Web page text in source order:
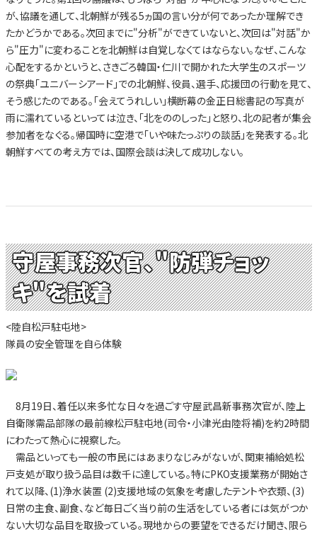
が、協議を通して、北朝鮮が残る5ヵ国の言い分が何であったか理解でき
たかどうかである。次回までに"分析"ができていないと、次回は"対話"か
ら"圧力"に変わることを北朝鮮は自覚しなくてはならない。なぜ、こんな
心配をするかというと、さきごろ韓国・仁川で開かれた大学生のスポーツ
の祭典「ユニバーシアード」での北朝鮮、役員、選手、応援団の行動を見て、
そう感じたのである。「会えてうれしい」横断幕の金正日総書記の写真が
雨に濡れているといっては泣き、「北をののしった」と怒り、北の記者が集会
参加者をなぐる。帰国時に空港で「いや味たっぷりの談話」を発表する。北
朝鮮すべての考え方では、国際会談は決して成功しない。
守屋事務次官、"防弾チョッ
キ"を試着
<陸自松戸駐屯地>
隊員の安全管理を自ら体験
8月19日、着任以来多忙な日々を過ごす守屋武昌新事務次官が、陸上
自衛隊需品部隊の最前線松戸駐屯地(司令・小津光由陸将補)を約2時間
にわたって熱心に視察した。
需品といっても一般の市民にはあまりなじみがないが、関東補給処松
戸支処が取り扱う品目は数千に達している。特にPKO支援業務が開始さ
れて以降、(1)浄水装置 (2)支援地域の気象を考慮したテントや衣類、(3)
日常の主食、副食、など毎日ごく当り前の生活をしている者には気がつか
ない大切な品目を取扱っている。現地からの要望をできるだけ聞き、限ら